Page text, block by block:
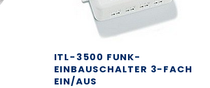
ITL-3500 FUNK-
EINBAUSCHALTER 3-FACH
EIN/AUS